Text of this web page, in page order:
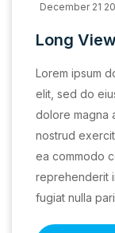
December 21
Long
Lorem ipsum
elit, sed do
dolore magna
nostrud
ea commodo
reprehenderit
fugiat nulla